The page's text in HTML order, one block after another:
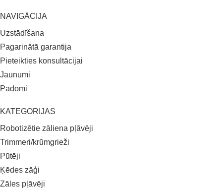
KATEGORIJAS
Robotizētie zāliena pļāvēji
Trimmeri/krūmgrieži
Pūtēji
Ķēdes zāģi
Zāles pļāvēji
NAVIGĀCIJA
Uzstādīšana
Pagarinātā garantija
Pieteikties konsultācijai
Jaunumi
Padomi